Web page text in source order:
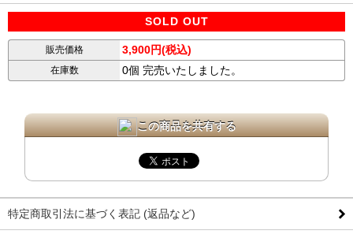
SOLD OUT
販売価格 3,900円(税込)
在庫数 0個 完売いたしました。
この商品を共有する
特定商取引法に基づく表記 (返品など)